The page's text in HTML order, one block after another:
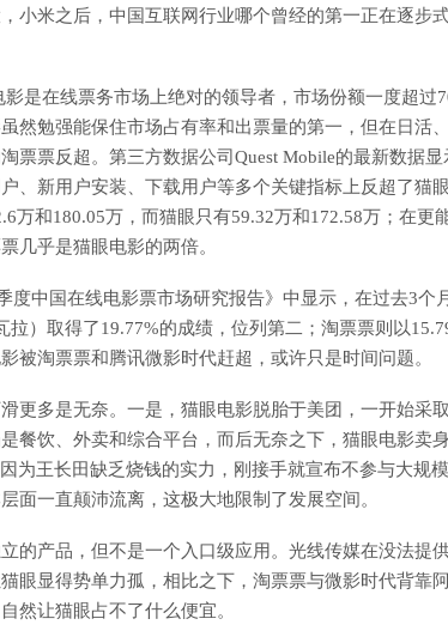
小米之后，中国互联网行业哪个曾经的第一正在逐步
影是在线票务市场上绝对的领导者，市场份额一度超过
然勉强能保住市场占有率和出票量的第一，但在日活
票票反超。第三方数据公司Quest Mobile的最新数据
、新用户安装、下载用户等多个关键指标上反超了猫
万和180.05万，而猫眼只有59.32万和172.58万；在更
几乎是猫眼电影的两倍。
度中国在线电影票市场研究报告》中显示，在过去3个
拉）取得了19.77%的成绩，位列第二；淘票票则以
被淘票票和腾讯微影时代赶超，或许只是时间问题。
更多是无奈。一是，猫眼电影脱胎于美团，一开始采
餐饮、外卖和综合平台，而后无奈之下，猫眼电影卖
为王长田缺乏烧钱的实力，刚接手就宣布不参与大规
面一直颠沛流离，这极大地限制了发展空间。
的产品，但不是一个入口级应用。光线传媒在没法提
眼显得势单力孤，相比之下，淘票票与微影时代背靠
然让猫眼占不了什么便宜。